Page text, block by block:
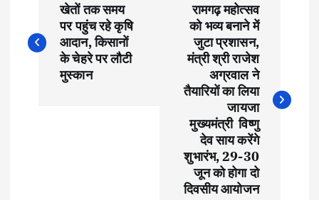
o
खेतों तक समय
पर पहुंच रहे कृषि
आदान, किसानों
के चेहरे पर लौटी
मुस्कान
रामगढ़ महोत्सव
को भव्य बनाने में
जुटा प्रशासन,
मंत्री श्री राजेश
अग्रवाल ने
तैयारियों का लिया
जायजा
मुख्यमंत्री विष्णु
देव साय करेंगे
शुभारंभ, 29-30
जून को होगा दो
दिवसीय आयोजन